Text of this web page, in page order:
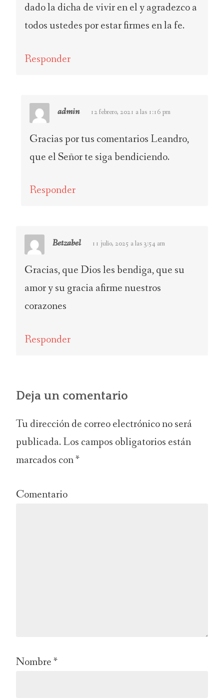
dado la dicha de vivir en el y agradezco a
todos ustedes por estar firmes en la fe.
Responder
admin 12 febrero, 2021 a las 1:16 pm
Gracias por tus comentarios Leandro,
que el Señor te siga bendiciendo.
Responder
Betzabel 11 julio, 2025 a las 3:54 am
Gracias, que Dios les bendiga, que su
amor y su gracia afirme nuestros
corazones
Responder
Deja un comentario
Tu dirección de correo electrónico no será
publicada. Los campos obligatorios están
marcados con*
Comentario
Nombre*